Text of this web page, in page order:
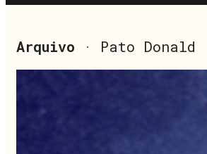
Arquivo · Pato Donald